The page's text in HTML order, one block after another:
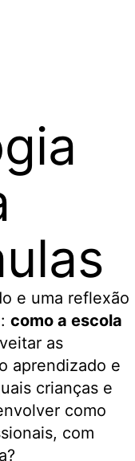
e uma reflexão
como a escola
as
aprendizado e
crianças e
como
com